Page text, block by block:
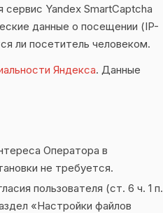
Yandex SmartCaptcha
данные о посещении (IP-
ли посетитель человеком.
Яндекса. Данные
Оператора в
не требуется.
пользователя (ст. 6 ч. 1 п.
«Настройки файлов